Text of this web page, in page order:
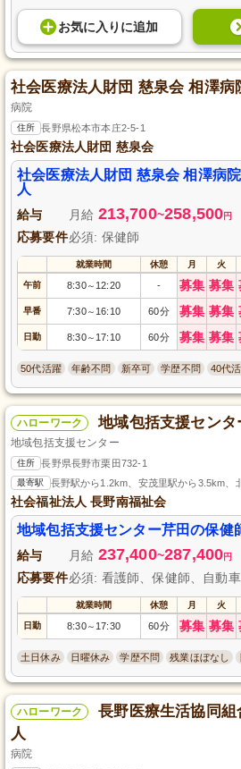
お気に入り に追加
社会医療法人財団 慈泉会 相澤病
病院
住所 長野県松本市本庄2-5-1
社会医療法人財団 慈泉会
社会医療法人財団 慈泉会 相澤病
人
給与 月給 213,700~258,500円
応募要件必須: 保健師
就業時間 休憩 月 火
午前 8:30～ 12:20 - 募集 募集
早番 7:30～ 16:10 60分 募集 募集
日勤 8:30～ 17:10 60分 募集 募集
50代活躍 年齢不問 新卒可 学歴不問 40代
ハローワーク 地域包括支援センタ
地域包括支援センター
住所 長野県長野市栗田732-1
最寄駅 長野駅から1.2km、安茂里駅から3.5km、
社会福祉法人 長野南福祉会
地域包括支援センター芹田の保健
給与 月給 237,400~287,400円
応募要件必須: 看護師、保健師、自動
就業時間 休憩 月 火
日勤 8:30～ 17:30 60分 募集 募集
土日休み 日曜休み 学歴不問 残業ほぼなし
ハローワーク
長野医療生活協同
人
病院